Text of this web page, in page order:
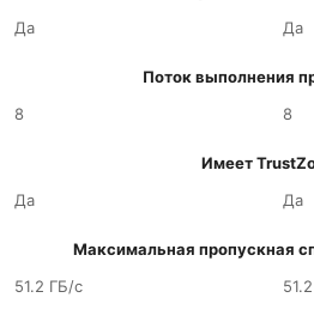
Да
Да
Поток выполнения
8
8
Имеет
Да
Да
Максимальная пропускная
51.2 ГБ/с